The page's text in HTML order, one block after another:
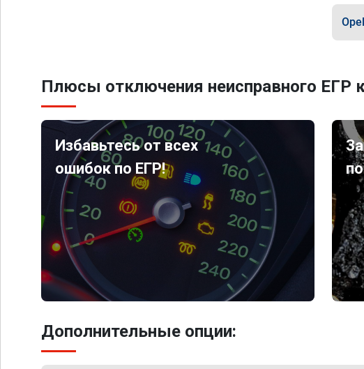
Плюсы отключения неисправного ЕГР
Избавьтесь от всех
ошибок по ЕГР!
Дополнительные опции: